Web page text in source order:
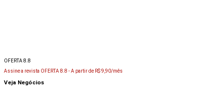
OFERTA 8.8
Assine a revista OFERTA 8.8 -A partir de R$ 9,90/mês
Veja Negócios